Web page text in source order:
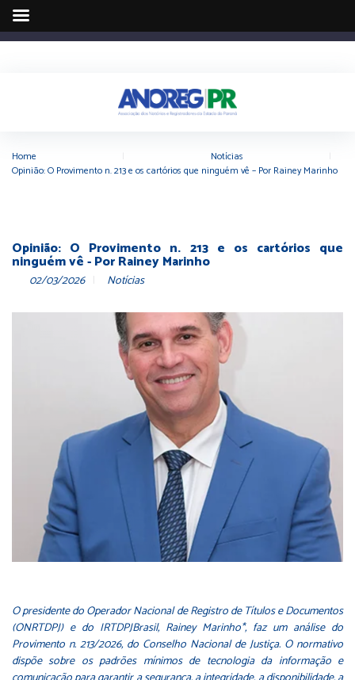
Home Notícias
Opinião: O Provimento n. 213 e os cartórios que ninguém vê – Por Rainey Marinho
Opinião: O Provimento n. 213 e os cartórios que
ninguém vê - Por Rainey Marinho
02/03/2026 Notícias
O presidente do Operador Nacional de Registro de Títulos e Documentos
(ONRTDPJ) e do IRTDPJBrasil, Rainey Marinho*, faz um análise do
Provimento n. 213/2026, do Conselho Nacional de Justiça. O normativo
dispõe sobre os padrões mínimos de tecnologia da informação e